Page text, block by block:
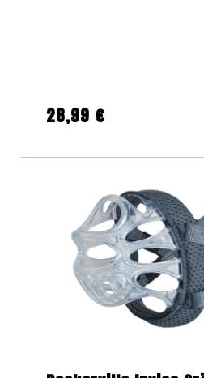
Regulärer Preis:
28,99 €